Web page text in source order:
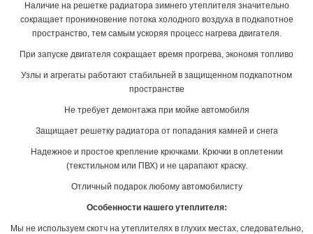
Наличие на решетке радиатора зимнего утеплителя значительно
сокращает проникновение потока холодного воздуха в подкапотное
пространство, тем самым ускоряя процесс нагрева двигателя.
При запуске двигателя сокращает время прогрева, экономя топливо
Узлы и агрегаты работают стабильней в защищенном подкапотном
пространстве
Не требует демонтажа при мойке автомобиля
Защищает решетку радиатора от попадания камней и снега
Надежное и простое крепление крючками. Крючки в оплетении
(текстильном или ПВХ) и не царапают краску.
Отличный подарок любому автомобилисту
Особенности нашего утеплителя:
Мы не используем скотч на утеплителях в глухих местах, следовательно,